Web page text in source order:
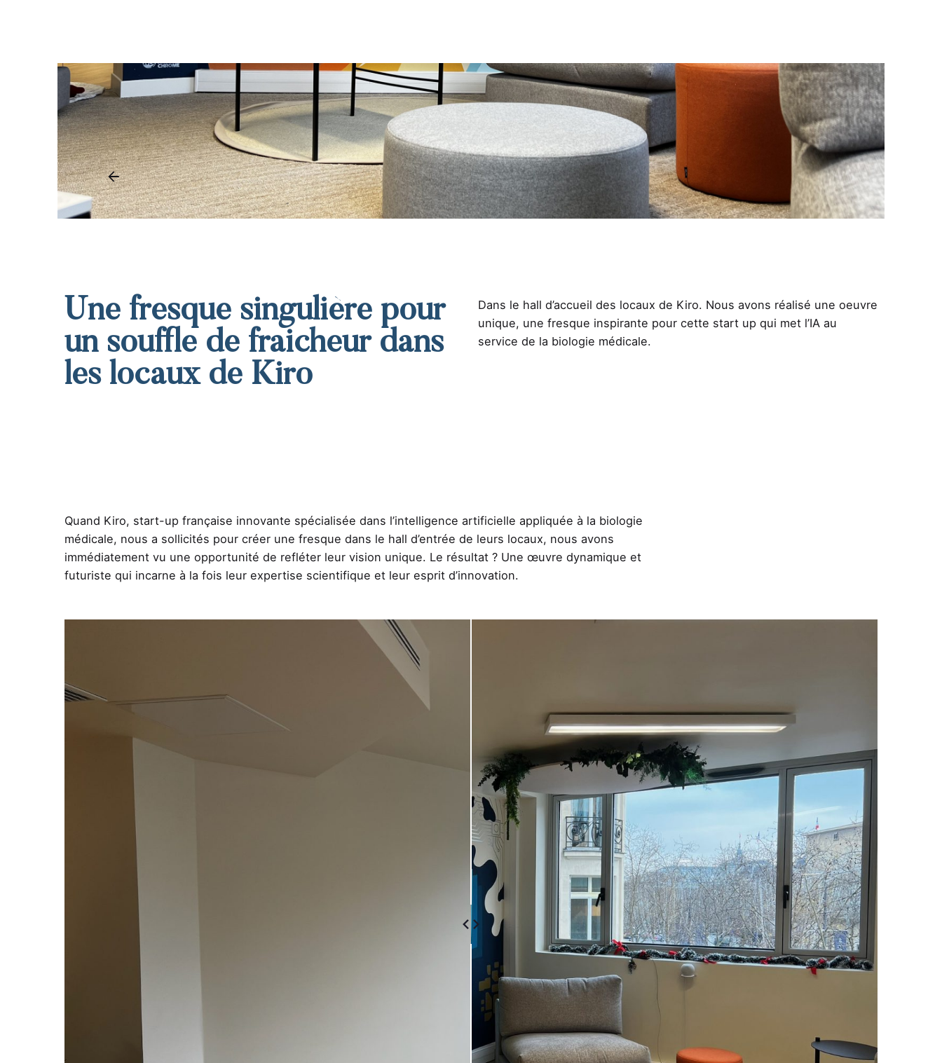
Une fresque singulière pour
un souffle de fraicheur dans
les locaux de Kiro
Dans le hall d’accueil des locaux de Kiro. Nous avons réalisé une oeuvre
unique, une fresque inspirante pour cette start up qui met l’IA au
service de la biologie médicale.
Quand Kiro, start-up française innovante spécialisée dans l’intelligence artificielle appliquée à la biologie
médicale, nous a sollicités pour créer une fresque dans le hall d’entrée de leurs locaux, nous avons
immédiatement vu une opportunité de refléter leur vision unique. Le résultat ? Une œuvre dynamique et
futuriste qui incarne à la fois leur expertise scientifique et leur esprit d’innovation.